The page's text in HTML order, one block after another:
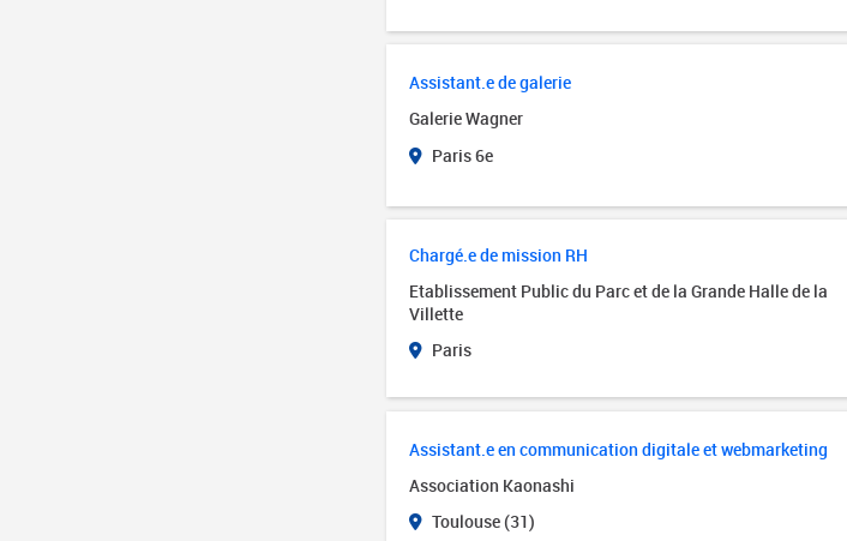
Assistant.e de galerie
Galerie Wagner
Paris 6e
Chargé.e de mission RH
Etablissement Public du Parc et de la Grande Halle de la
Villette
Paris
Assistant.e en communication digitale et webmarketing
Association Kaonashi
Toulouse (31)